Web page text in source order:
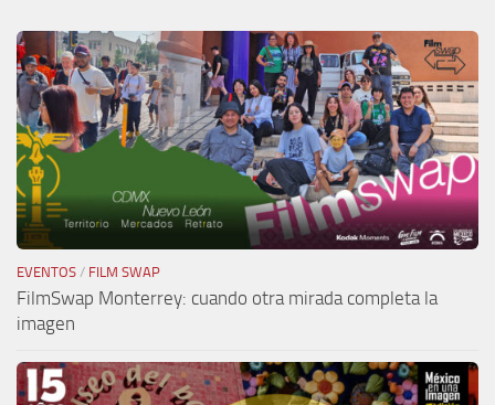
EVENTOS / FILM SWAP
FilmSwap Monterrey: cuando otra mirada completa la
imagen